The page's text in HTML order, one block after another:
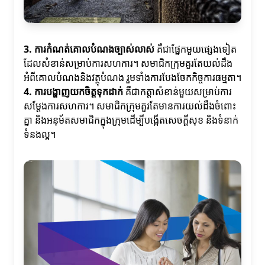
3. ការកំណត់គោលបំណងច្បាស់លាស់ គឺជាផ្នែកមួយផ្សេងទៀត
ដែលសំខាន់សម្រាប់ការសហការ។ សមាជិកក្រុមគួរតែយល់ដឹង
អំពីគោលបំណងនិងវត្ថុបំណង រួមទាំងការបែងចែកកិច្ចការធម្មតា។
4. ការបង្ហាញយកចិត្តទុកដាក់ គឺជាកត្តាសំខាន់មួយសម្រាប់ការ
សម្តែងការសហការ។ សមាជិកក្រុមគួរតែមានការយល់ដឹងចំពោះ
គ្នា និងអនុម័តសមាជិកក្នុងក្រុមដើម្បីបង្កើតសេចក្តីសុខ និងទំនាក់
ទំនងល្អ។